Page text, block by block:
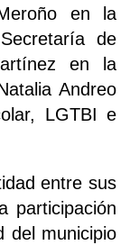
en la
de
en la
Andreo
LGTBI e
entre sus
participación
del municipio